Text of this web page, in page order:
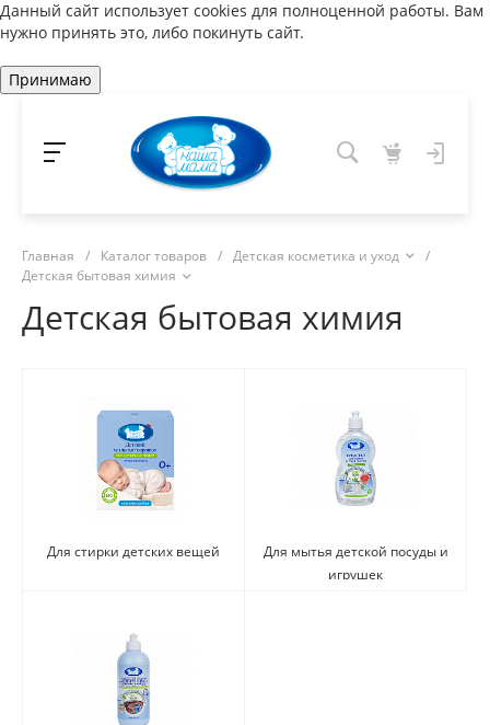
Данный сайт использует cookies для полноценной работы. Вам
нужно принять это, либо покинуть сайт.
Принимаю
Главная / Каталог товаров / Детская косметика и уход
/
Детская бытовая химия
Детская бытовая химия
Для стирки детских вещей
Для мытья детской посуды и
игрушек